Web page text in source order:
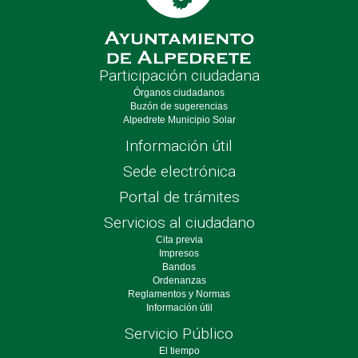
Participación ciudadana
Órganos ciudadanos
Buzón de sugerencias
Alpedrete Municipio Solar
Información útil
Sede electrónica
Portal de trámites
Servicios al ciudadano
Cita previa
Impresos
Bandos
Ordenanzas
Reglamentos y Normas
Información útil
Servicio Público
El tiempo